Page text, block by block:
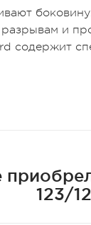
разрывам и
содержит
123/